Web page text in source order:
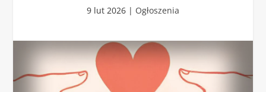
9 lut 2026 | Ogłoszenia